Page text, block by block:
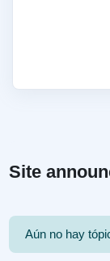
Site
Aún no hay